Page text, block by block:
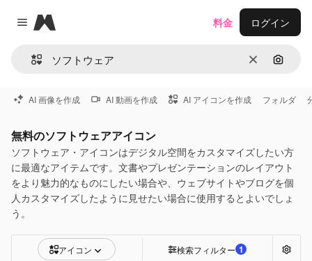
Close menu
Magnific
消去 画像で
料金 ログイン
AI 画像を作成 AI 動画を作成 AI アイコンを作成 フォルダ
無料のソフトウェアアイコン
ソフトウェア・アイコンはデジタル空間をカスタマイズしたい方
に最適なアイテムです。文書やプレゼンテーションのレイアウト
をより魅力的なものにしたい場合や、ウェブサイトやブログを個
人カスタマイズしたように見せたい場合に使用するとよいでしょ
う。
アイコン 検索フィルター 1